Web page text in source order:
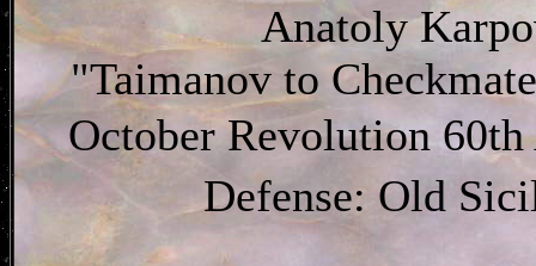
Anatoly
"Taimanov to
October Revolution
Defense: Old